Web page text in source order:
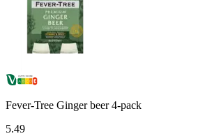
Fever-Tree Ginger beer 4-pack
5.49